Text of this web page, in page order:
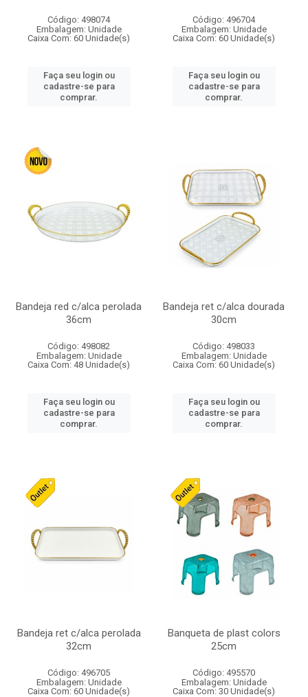
Código: 498074
Embalagem: Unidade
Caixa Com: 60 Unidade(s)
Faça seu login ou
cadastre-se para
comprar.
Código: 496704
Embalagem: Unidade
Caixa Com: 60 Unidade(s)
Faça seu login ou
cadastre-se para
comprar.
Bandeja red c/alca perolada
36cm
Código: 498082
Embalagem: Unidade
Caixa Com: 48 Unidade(s)
Faça seu login ou
cadastre-se para
comprar.
Bandeja ret c/alca dourada
30cm
Código: 498033
Embalagem: Unidade
Caixa Com: 60 Unidade(s)
Faça seu login ou
cadastre-se para
comprar.
Bandeja ret c/alca perolada
32cm
Código: 496705
Embalagem: Unidade
Caixa Com: 60 Unidade(s)
Banqueta de plast colors
25cm
Código: 495570
Embalagem: Unidade
Caixa Com: 30 Unidade(s)